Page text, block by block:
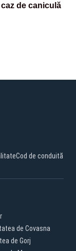
de caniculă
Cod de conduită
de Covasna
de Gorj